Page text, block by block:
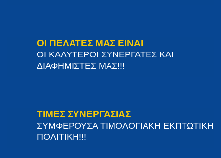
ΟΙ ΠΕΛΑΤΕΣ ΜΑΣ ΕΙΝΑΙ
ΟΙ ΚΑΛΥΤΕΡΟΙ ΣΥΝΕΡΓΑΤΕΣ ΚΑΙ
ΔΙΑΦΗΜΙΣΤΕΣ ΜΑΣ!!!
ΤΙΜΕΣ ΣΥΝΕΡΓΑΣΙΑΣ
ΣΥΜΦΕΡΟΥΣΑ ΤΙΜΟΛΟΓΙΑΚΗ ΕΚΠΤΩΤΙΚΗ
ΠΟΛΙΤΙΚΗ!!!